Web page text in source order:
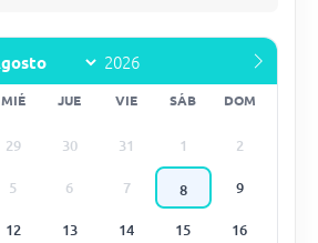
MIÉ JUE VIE SÁB DOM
29 30 31 1 2
5 6 7 8 9
12 13 14 15 16